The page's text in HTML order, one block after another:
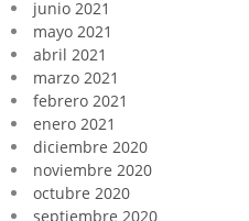
junio 2021
mayo 2021
abril 2021
marzo 2021
febrero 2021
enero 2021
diciembre 2020
noviembre 2020
octubre 2020
septiembre 2020